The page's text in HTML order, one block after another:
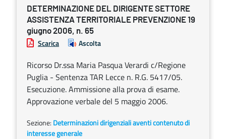
DETERMINAZIONE DEL DIRIGENTE SETTORE
ASSISTENZA TERRITORIALE PREVENZIONE 19
giugno 2006, n. 65
Scarica Ascolta
Ricorso Dr.ssa Maria Pasqua Verardi c/Regione
Puglia - Sentenza TAR Lecce n. R.G. 5417/05.
Esecuzione. Ammissione alla prova di esame.
Approvazione verbale del 5 maggio 2006.
Sezione: Determinazioni dirigenziali aventi contenuto di
interesse generale